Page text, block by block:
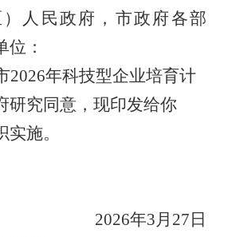
人民政府，市政府各部
位：
2026年科技型企业培育计
研究同意，现印发给你
施。
2026年3月27日